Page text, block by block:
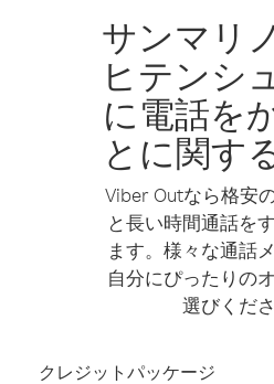
サンマリ
ヒテンシ
に電話を
とに関す
Viber Outなら格安
と長い時間通話を
ます。様々な通話
自分にぴったりの
選びくださ
クレジットパッケージ